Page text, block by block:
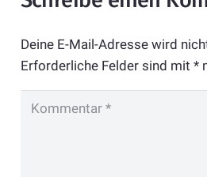
Deine E-Mail-Adresse wird
Erforderliche Felder sind mit *